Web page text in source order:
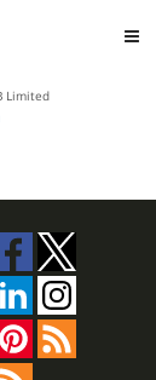
Limited